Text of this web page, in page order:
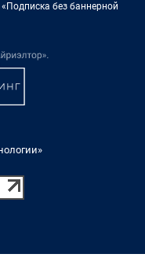
без баннерной